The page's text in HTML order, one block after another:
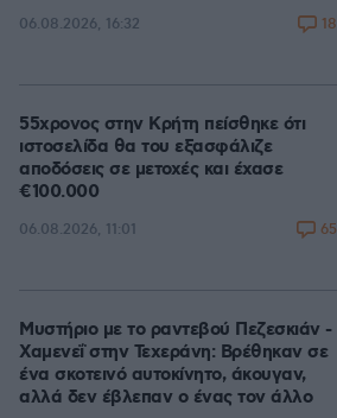
06.08.2026, 16:32 18
55χρονος στην Κρήτη πείσθηκε ότι
ιστοσελίδα θα του εξασφάλιζε
αποδόσεις σε μετοχές και έχασε
€100.000
06.08.2026, 11:01 65
Μυστήριο με το ραντεβού Πεζεσκιάν -
Χαμενεΐ στην Τεχεράνη: Βρέθηκαν σε
ένα σκοτεινό αυτοκίνητο, άκουγαν,
αλλά δεν έβλεπαν ο ένας τον άλλο